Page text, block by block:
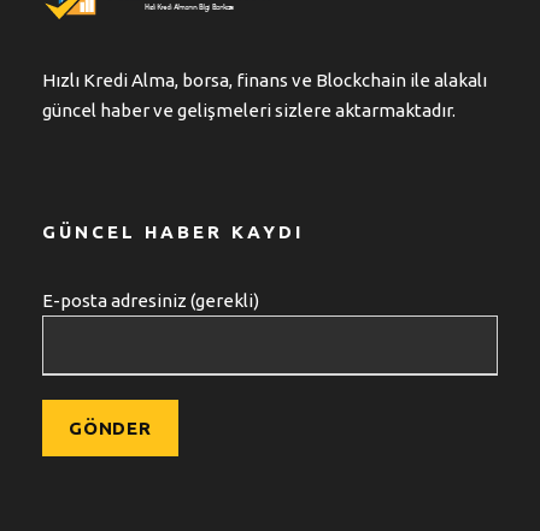
Hızlı Kredi Alma, borsa, finans ve Blockchain ile alakalı
güncel haber ve gelişmeleri sizlere aktarmaktadır.
GÜNCEL HABER KAYDI
E-posta adresiniz (gerekli)